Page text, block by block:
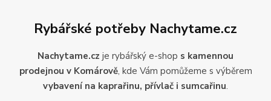
Rybářské potřeby Nachytame.cz
Nachytame.cz je rybářský e-shop s kamennou
prodejnou v Komárově, kde Vám pomůžeme s výběrem
vybavení na kaprařinu, přívlač i sumcařinu.